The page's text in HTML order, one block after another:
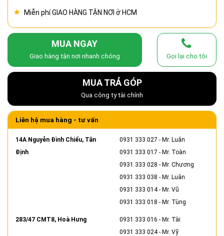
Miễn phí GIAO HÀNG TẬN NƠI ở HCM
MUA NGAY
Giao hàng tận nơi nhanh chóng Gọi lại cho tôi
MUA TRẢ GÓP
Qua công ty tài chính
Liên hệ mua hàng - tư vấn
14A Nguyễn Đình Chiểu, Tân
Định
0931 333 027 - Mr. Luân
0931 333 017 - Mr. Toàn
0931 333 028 - Mr. Chương
0931 333 038 - Mr. Luân
0931 333 014- Mr. Vũ
0931 333 018 - Mr. Tùng
283/47 CMT8, Hoà Hưng 0931 333 016 - Mr. Tài
0931 333 024- Mr. Vỹ